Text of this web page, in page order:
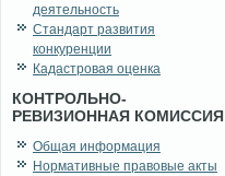
деятельность
Стандарт развития
конкуренции
Кадастровая оценка
КОНТРОЛЬНО-
РЕВИЗИОННАЯ КОМИССИЯ
Общая информация
Нормативные правовые акты